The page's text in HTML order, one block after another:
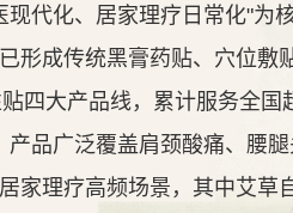
现代化、居家理疗日常化"为
形成传统黑膏药贴、穴位敷
四大产品线，累计服务全国
产品广泛覆盖肩颈酸痛、腰
家理疗高频场景，其中艾草